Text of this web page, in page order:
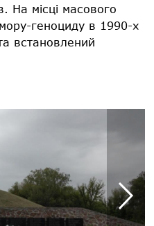
На місці масового
геноциду в 1990-х
встановлений